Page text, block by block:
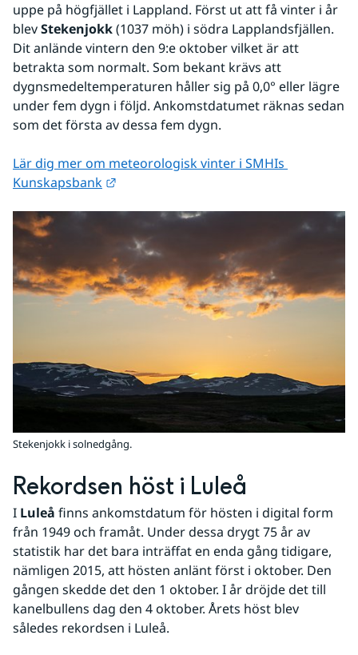
uppe på högfjället i Lappland. Först ut att få vinter i år
blev Stekenjokk (1037 möh) i södra Lapplandsfjällen.
Dit anlände vintern den 9:e oktober vilket är att
betrakta som normalt. Som bekant krävs att
dygnsmedeltemperaturen håller sig på 0,0° eller lägre
under fem dygn i följd. Ankomstdatumet räknas sedan
som det första av dessa fem dygn.
Lär dig mer om meteorologisk vinter i SMHIs
Kunskapsbank
Stekenjokk i solnedgång.
Rekordsen höst i Luleå
I Luleå finns ankomstdatum för hösten i digital form
från 1949 och framåt. Under dessa drygt 75 år av
statistik har det bara inträffat en enda gång tidigare,
nämligen 2015, att hösten anlänt först i oktober. Den
gången skedde det den 1 oktober. I år dröjde det till
kanelbullens dag den 4 oktober. Årets höst blev
således rekordsen i Luleå.